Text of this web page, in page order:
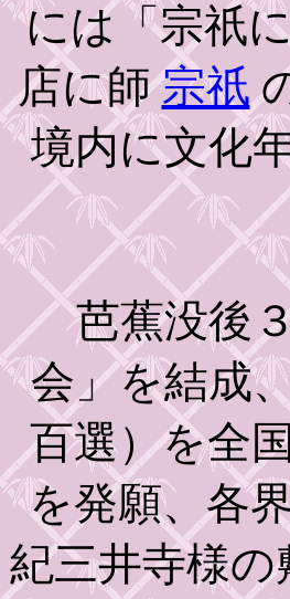
には「宗祇
店に師宗祇
境内に文化
芭蕉没後３
会」を結成
百選）を全
を発願、各
紀三井寺様